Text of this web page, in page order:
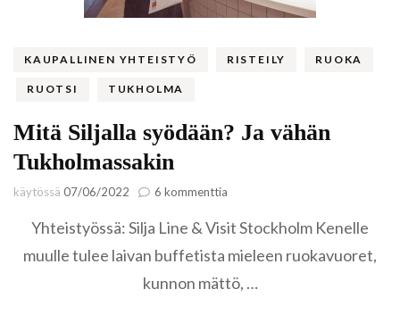
KAUPALLINEN YHTEISTYÖ RISTEILY RUOKA
RUOTSI TUKHOLMA
Mitä Siljalla syödään? Ja vähän
Tukholmassakin
käytössä 07/06/2022 6 kommenttia
Siljalla
Ja
vähän
Yhteistyössä: Silja Line & Visit Stockholm Kenelle
muulle tulee laivan buffetista mieleen ruokavuoret,
kunnon mättö, …